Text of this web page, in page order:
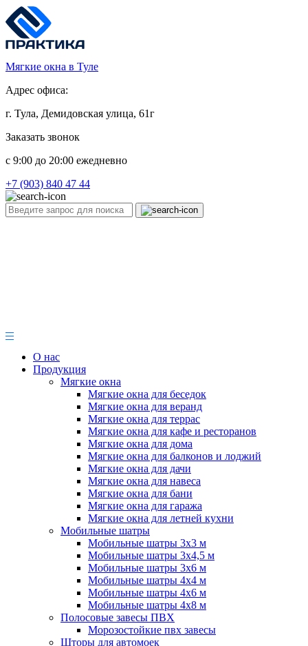
Мягкие окна в Туле
Адрес офиса:
г. Тула, Демидовская улица, 61г
Заказать звонок
c 9:00 до 20:00 ежедневно
+7 (903) 840 47 44
О нас
Продукция
Мягкие окна
Мягкие окна для беседок
Мягкие окна для веранд
Мягкие окна для террас
Мягкие окна для кафе и ресторанов
Мягкие окна для дома
Мягкие окна для балконов и лоджий
Мягкие окна для дачи
Мягкие окна для навеса
Мягкие окна для бани
Мягкие окна для гаража
Мягкие окна для летней кухни
Мобильные шатры
Мобильные шатры 3х3 м
Мобильные шатры 3х4,5 м
Мобильные шатры 3х6 м
Мобильные шатры 4х4 м
Мобильные шатры 4х6 м
Мобильные шатры 4х8 м
Полосовые завесы ПВХ
Морозостойкие пвх завесы
Шторы для автомоек